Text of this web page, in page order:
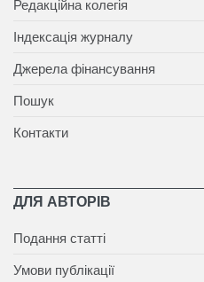
Редакційна колегія
Індексація журналу
Джерела фінансування
Пошук
Контакти
ДЛЯ АВТОРІВ
Подання статті
Умови публікації